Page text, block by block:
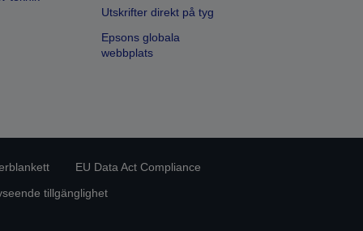
Utskrifter direkt på tyg
Epsons globala
webbplats
EU Data Act Compliance
tillgänglighet